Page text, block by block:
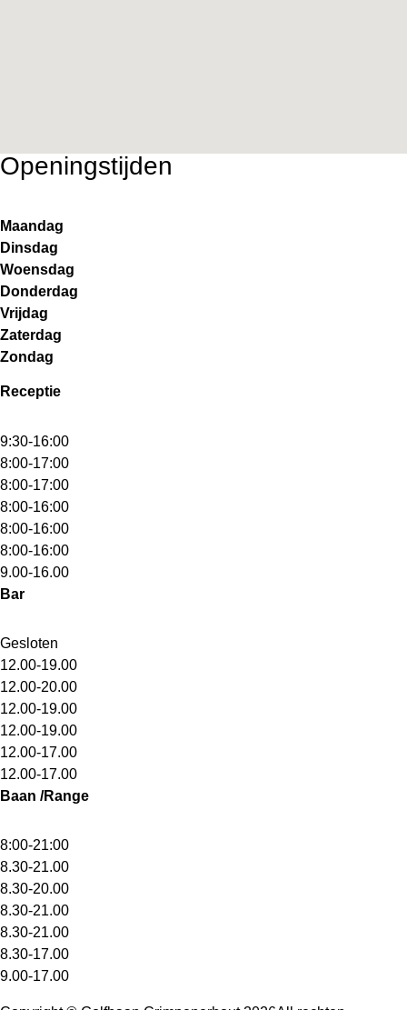
Openingstijden
Maandag
Dinsdag
Woensdag
Donderdag
Vrijdag
Zaterdag
Zondag
Receptie
9:30-16:00
8:00-17:00
8:00-17:00
8:00-16:00
8:00-16:00
8:00-16:00
9.00-16.00
Bar
Gesloten
12.00-19.00
12.00-20.00
12.00-19.00
12.00-19.00
12.00-17.00
12.00-17.00
Baan /Range
8:00-21:00
8.30-21.00
8.30-20.00
8.30-21.00
8.30-21.00
8.30-17.00
9.00-17.00